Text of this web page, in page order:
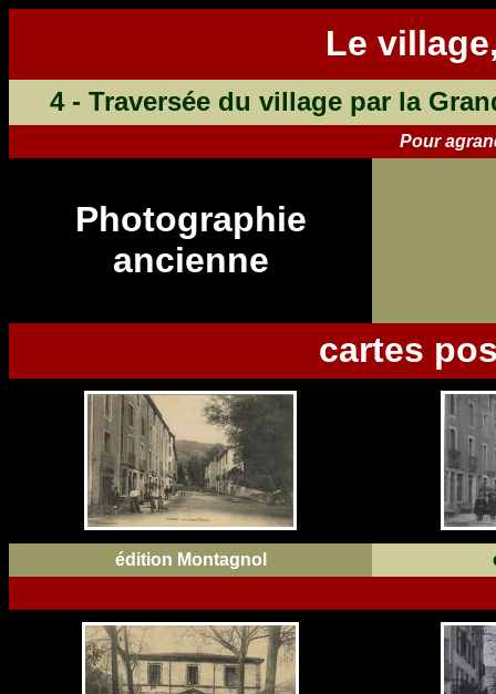
Le
4 - Traversée du village par la
Pour
Photographie
ancienne
cartes
édition Montagnol